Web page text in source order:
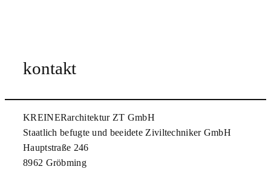
kontakt
KREINERarchitektur ZT GmbH
Staatlich befugte und beeidete Ziviltechniker GmbH
Hauptstraße 246
8962 Gröbming